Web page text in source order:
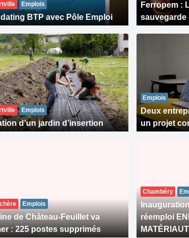
Emplois
BTP avec Pôle Emploi
Ferropem :
sauvegarde
Emplois
d’un jardin d’insertion
Emplois
Deux
un projet
Emplois
de Château-Feuillet va
: 225 postes supprimés
Chambéry
réemploi